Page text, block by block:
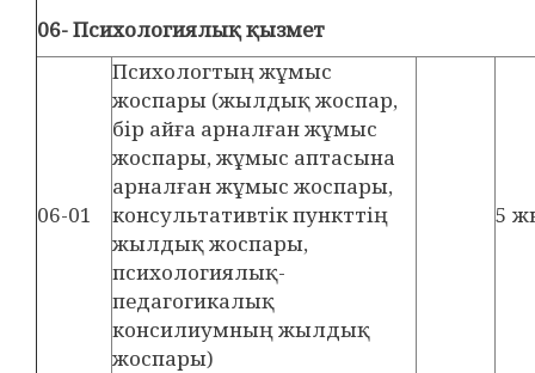
06- Психологиялық қызмет
06-01
Психологтың жұмыс
жоспары (жылдық жоспар,
бір айға арналған жұмыс
жоспары, жұмыс аптасына
арналған жұмыс жоспары,
консультативтік пункттің
жылдық жоспары,
психологиялық-
педагогикалық
консилиумның жылдық
жоспары)
5